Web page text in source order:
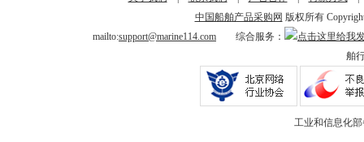
中国船舶产品采购网 版权所有
mailto:support@marine114.com 综合服务：
舶
工业和信息化